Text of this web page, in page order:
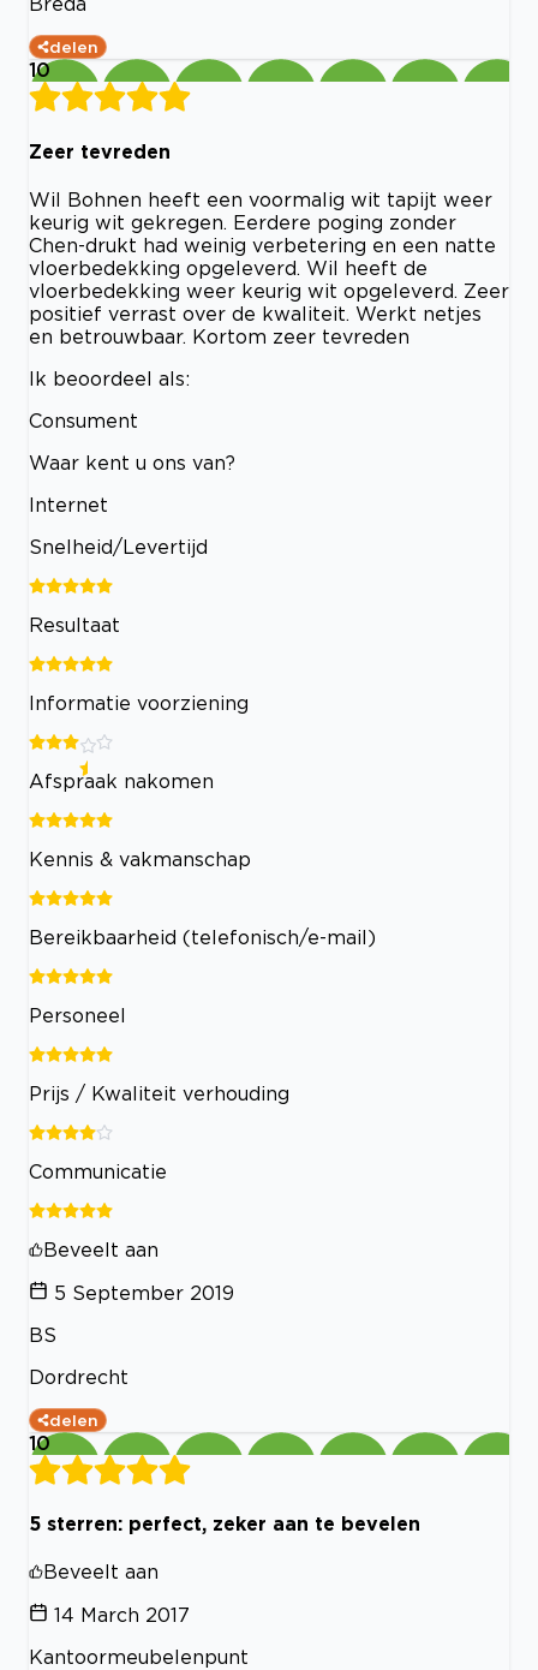
delen
10
Zeer tevreden
Wil Bohnen heeft een voormalig wit tapijt weer
keurig wit gekregen. Eerdere poging zonder
Chen-drukt had weinig verbetering en een natte
vloerbedekking opgeleverd. Wil heeft de
vloerbedekking weer keurig wit opgeleverd. Zeer
positief verrast over de kwaliteit. Werkt netjes
en betrouwbaar. Kortom zeer tevreden
Ik beoordeel als:
Consument
Waar kent u ons van?
Internet
Snelheid/Levertijd
Resultaat
Informatie voorziening
Afspraak nakomen
Kennis & vakmanschap
Bereikbaarheid (telefonisch/e-mail)
Personeel
Prijs / Kwaliteit verhouding
Communicatie
Beveelt aan
5 September 2019
BS
Dordrecht
delen
10
5 sterren: perfect, zeker aan te bevelen
Beveelt aan
14 March 2017
Kantoormeubelenpunt